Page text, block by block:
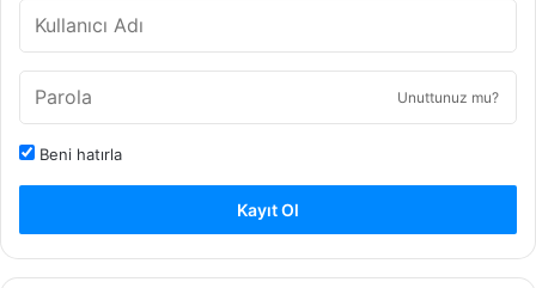
Unuttunuz mu?
Beni hatırla
Kayıt Ol